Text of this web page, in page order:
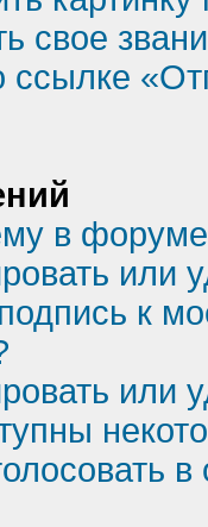
свое
в
или
к
или
в